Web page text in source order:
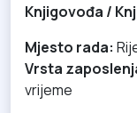
Knjigovođa /
Mjesto rada:
Vrsta
vrijeme